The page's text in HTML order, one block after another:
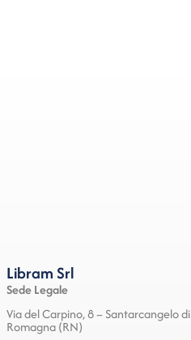
Libram Srl
Sede Legale
Via del Carpino, 8 – Santarcangelo di
Romagna (RN)